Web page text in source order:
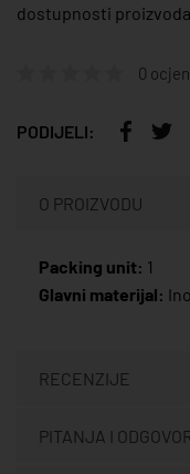
dostupnosti
0
PODIJELI:
O PROIZVODU
Packing unit: 1
Glavni materijal:
RECENZIJE
PITANJA I